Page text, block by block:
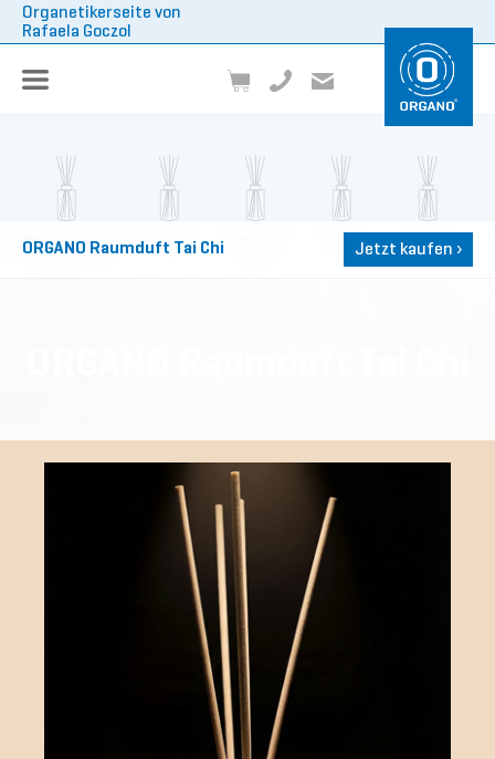
Organetikerseite von
Rafaela Goczol
Alle Raumdüfte Erde Feuer
ORGANO Raumduft Tai Chi Jetzt kaufen ›